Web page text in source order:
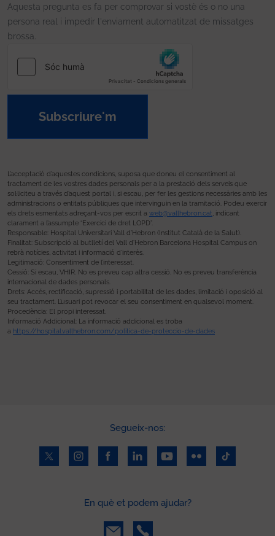
Aquesta pregunta es fa per comprovar si vostè és o no una
persona real i impedir l'enviament automatitzat de missatges
brossa.
Subscriure'm
L’acceptació d’aquestes condicions, suposa que doneu el consentiment al
tractament de les vostres dades personals per a la prestació dels serveis que
sol·liciteu a través d’aquest portal i, si escau, per fer les gestions necessàries amb les
administracions o entitats públiques que intervinguin en la tramitació. Podeu exercir
els drets esmentats adreçant-vos per escrit a web@vallhebron.cat, indicant
clarament a l’assumpte “Exercici de dret LOPD”.
Responsable: Hospital Universitari Vall d’Hebron (Institut Català de la Salut).
Finalitat: Subscripció al butlletí del Vall d’Hebron Barcelona Hospital Campus on
rebrà notícies, activitat i informació d’interès.
Legitimació: Consentiment de l’interessat.
Cessió: Si escau, VHIR. No es preveu cap altra cessió. No es preveu transferència
internacional de dades personals.
Drets: Accés, rectificació, supressió i portabilitat de les dades, limitació i oposició al
seu tractament. L’usuari pot revocar el seu consentiment en qualsevol moment.
Procedència: El propi interessat.
Informació Addicional: La informació addicional es troba
a https://hospital.vallhebron.com/politica-de-proteccio-de-dades
Segueix-nos:
En què et podem ajudar?